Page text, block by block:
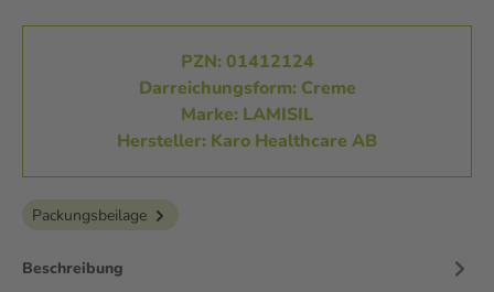
PZN: 01412124
Darreichungsform: Creme
Marke: LAMISIL
Hersteller: Karo Healthcare AB
Packungsbeilage
Beschreibung